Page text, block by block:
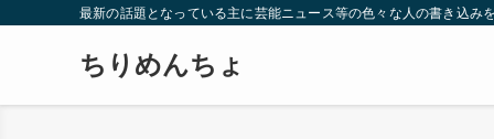
最新の話題となっている主に芸能ニュース等の色々な人の書き込
ちりめんちょ